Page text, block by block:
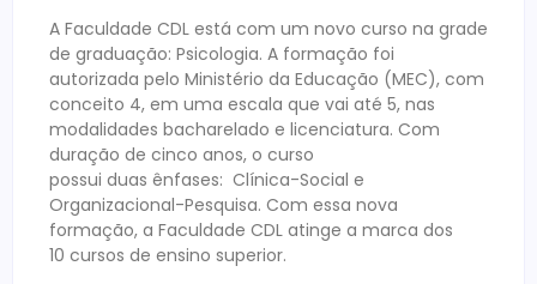
A Faculdade CDL está com um novo curso na grade
de graduação: Psicologia. A formação foi
autorizada pelo Ministério da Educação (MEC), com
conceito 4, em uma escala que vai até 5, nas
modalidades bacharelado e licenciatura. Com
duração de cinco anos, o curso
possui duas ênfases: Clínica-Social e
Organizacional-Pesquisa. Com essa nova
formação, a Faculdade CDL atinge a marca dos
10 cursos de ensino superior.